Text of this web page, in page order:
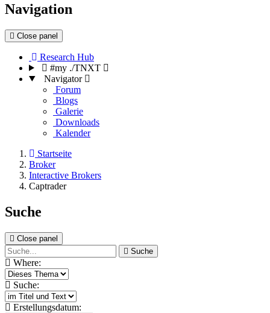
Navigation
Close panel
Research Hub
#my ./TNXT
Navigator
Forum
Blogs
Galerie
Downloads
Kalender
Startseite
Broker
Interactive Brokers
Captrader
Suche
Close panel
Suche
Where:
Suche:
Erstellungsdatum: